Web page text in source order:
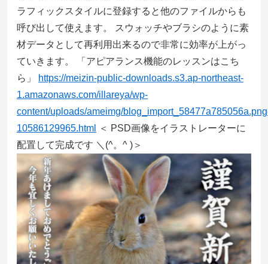
ラフィックスタイルに登録すると他のファイルからも
呼び出して使えます。 スウォッチやブラシのように素
材データとして再利用出来るので非常に効率が上がっ
ていきます。 「アピアランス機能のレッスンはこち
ら」
https://meizin-public-downloads.s3.ap-northeast-
1.amazonaws.com/illareya/wp-
content/uploads/ameimg/
10586129965.html
＜ PSD画像をイラストレーターに
配置して完成です ＼(^。^ )＞